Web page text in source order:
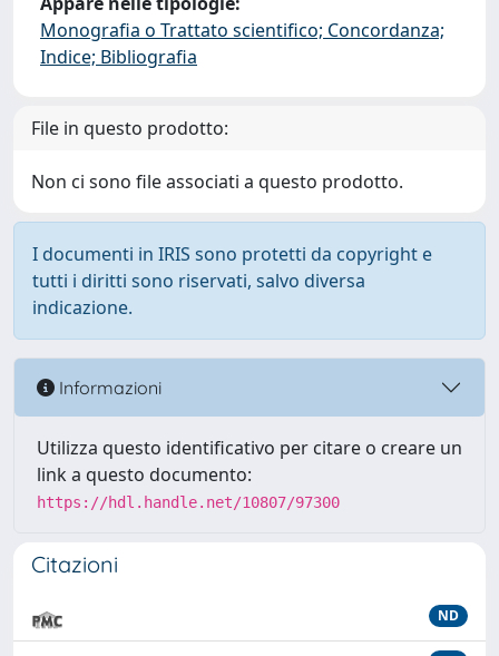
Monografia o Trattato scientifico; Concordanza;
Indice; Bibliografia
File in questo prodotto:
Non ci sono file associati a questo prodotto.
I documenti in IRIS sono protetti da copyright e
tutti i diritti sono riservati, salvo diversa
indicazione.
Informazioni
Utilizza questo identificativo per citare o creare un
link a questo documento:
https://hdl.handle.net/10807/97300
Citazioni
ND